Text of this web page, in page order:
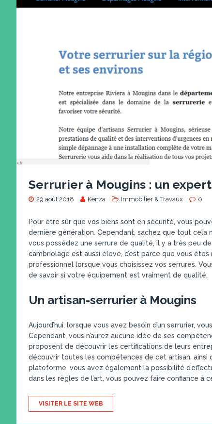
Serrurier à Mougins : un
29 août 2018 Kenza Immobilier & Travaux 0
Pour être sûr que vos biens sont en sécurité, vous
dernière génération. Cependant, sachez que tout cela
vous possédez une serrure de qualité, il y a très peu
cambriolage est aussi élevé, c’est parce que vous
professionnel lorsque vous choisissez vos serrures.
de savoir si votre équipement est vraiment de qualité.
Un artisan-serrurier à Mougins
Aujourd’hui, lorsque vous avez besoin d’un serrurier,
Cependant, vous n’aurez aucune idée de ses
proposent de découvrir les certifications de leurs
découvrir toutes les compétences de cet artisan,
plateforme, vous avez également la possibilité
dans les règles de l’art, vous pouvez faire confiance à
VISITER LE SITE WEB